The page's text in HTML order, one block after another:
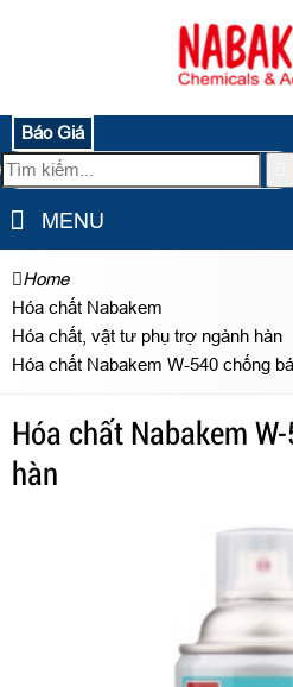
Báo Giá
MENU
Home
Hóa chất Nabakem
Hóa chất, vật tư phụ trợ ngành hàn
Hóa chất Nabakem W-540 chống
Hóa chất Nabakem
hàn